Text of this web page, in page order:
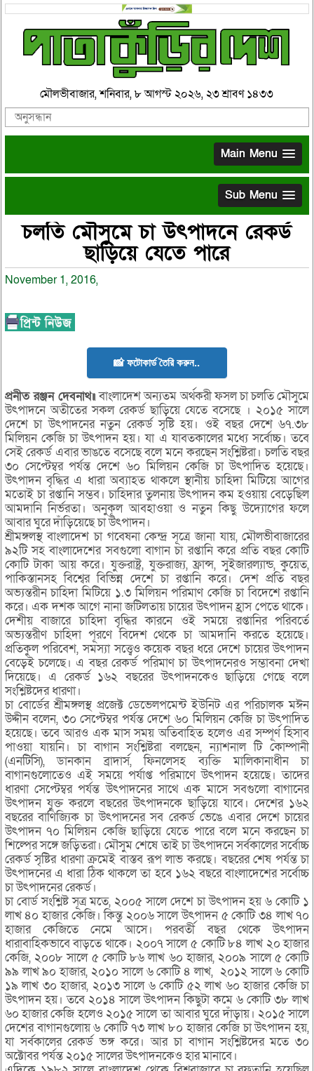
মৌলভীবাজার, শনিবার, ৮ আগস্ট ২০২৬, ২৩ শ্রাবণ ১৪৩৩
Main Menu
Sub Menu
চলতি মৌসুমে চা উৎপাদনে রেকর্ড
ছাড়িয়ে যেতে পারে
November 1, 2016,
📸 ফটোকার্ড তৈরি করুন..
প্রনীত রঞ্জন দেবনাথ॥বাংলাদেশ অন্যতম অর্থকরী ফসল চা চলতি মৌসুমে
উৎপাদনে অতীতের সকল রেকর্ড ছাড়িয়ে যেতে বসেছে । ২০১৫ সালে
দেশে চা উৎপাদনের নতুন রেকর্ড সৃষ্টি হয়। ওই বছর দেশে ৬৭.৩৮
মিলিয়ন কেজি চা উৎপাদন হয়। যা এ যাবতকালের মধ্যে সর্বোচ্চ। তবে
সেই রেকর্ড এবার ভাঙতে বসেছে বলে মনে করছেন সংশ্লিষ্টরা। চলতি বছর
৩০ সেপ্টেম্বর পর্যন্ত দেশে ৬০ মিলিয়ন কেজি চা উৎপাদিত হয়েছে।
উৎপাদন বৃদ্ধির এ ধারা অব্যাহত থাকলে স্থানীয় চাহিদা মিটিয়ে আগের
মতোই চা রপ্তানি সম্ভব। চাহিদার তুলনায় উৎপাদন কম হওয়ায় বেড়েছিল
আমদানি নির্ভরতা। অনুকূল আবহাওয়া ও নতুন কিছু উদ্যোগের ফলে
আবার ঘুরে দাঁড়িয়েছে চা উৎপাদন।
শ্রীমঙ্গলস্থ বাংলাদেশ চা গবেষনা কেন্দ্র সূত্রে জানা যায়, মৌলভীবাজারের
৯২টি সহ বাংলাদেশের সবগুলো বাগান চা রপ্তানি করে প্রতি বছর কোটি
কোটি টাকা আয় করে। যুক্তরাষ্ট্র, যুক্তরাজ্য, ফ্রান্স, সুইজারল্যান্ড, কুয়েত,
পাকিস্তানসহ বিশ্বের বিভিন্ন দেশে চা রপ্তানি করে। দেশ প্রতি বছর
অভ্যন্তরীন চাহিদা মিটিয়ে ১.৩ মিলিয়ন পরিমাণ কেজি চা বিদেশে রপ্তানি
করে। এক দশক আগে নানা জটিলতায় চায়ের উৎপাদন হ্রাস পেতে থাকে।
দেশীয় বাজারে চাহিদা বৃদ্ধির কারনে ওই সময়ে রপ্তানির পরিবর্তে
অভ্যন্তরীণ চাহিদা পূরণে বিদেশ থেকে চা আমদানি করতে হয়েছে।
প্রতিকুল পরিবেশ, সমস্যা সত্ত্বেও কয়েক বছর ধরে দেশে চায়ের উৎপাদন
বেড়েই চলেছে। এ বছর রেকর্ড পরিমাণ চা উৎপাদনেরও সম্ভাবনা দেখা
দিয়েছে। এ রেকর্ড ১৬২ বছরের উৎপাদনকেও ছাড়িয়ে গেছে বলে
সংশ্লিষ্টদের ধারণা।
চা বোর্ডের শ্রীমঙ্গলস্থ প্রজেক্ট ডেভেলপমেন্ট ইউনিট এর পরিচালক মঈন
উদ্দীন বলেন, ৩০ সেপ্টেম্বর পর্যন্ত দেশে ৬০ মিলিয়ন কেজি চা উৎপাদিত
হয়েছে। তবে আরও এক মাস সময় অতিবাহিত হলেও এর সম্পূর্ণ হিসাব
পাওয়া যায়নি। চা বাগান সংশ্লিষ্টরা বলছেন, ন্যাশনাল টি কোম্পানী
(এনটিসি), ডানকান ব্রাদার্স, ফিনলেসহ ব্যক্তি মালিকানাধীন চা
বাগানগুলোতেও এই সময়ে পর্যাপ্ত পরিমাণে উৎপাদন হয়েছে। তাদের
ধারণা সেপ্টেম্বর পর্যন্ত উৎপাদনের সাথে এক মাসে সবগুলো বাগানের
উৎপাদন যুক্ত করলে বছরের উৎপাদনকে ছাড়িয়ে যাবে। দেশের ১৬২
বছরের বাণিজ্যিক চা উৎপাদনের সব রেকর্ড ভেঙে এবার দেশে চায়ের
উৎপাদন ৭০ মিলিয়ন কেজি ছাড়িয়ে যেতে পারে বলে মনে করছেন চা
শিল্পের সঙ্গে জড়িতরা। মৌসুম শেষে তাই চা উৎপাদনে সর্বকালের সর্বোচ্চ
রেকর্ড সৃষ্টির ধারণা ক্রমেই বাস্তব রূপ লাভ করছে। বছরের শেষ পর্যন্ত চা
উৎপাদনের এ ধারা ঠিক থাকলে তা হবে ১৬২ বছরে বাংলাদেশের সর্বোচ্চ
চা উৎপাদনের রেকর্ড।
চা বোর্ড সংশ্লিষ্ট সূত্র মতে, ২০০৫ সালে দেশে চা উৎপাদন হয় ৬ কোটি ১
লাখ ৪০ হাজার কেজি। কিন্তু ২০০৬ সালে উৎপাদন ৫ কোটি ৩৪ লাখ ৭০
হাজার কেজিতে নেমে আসে। পরবর্তী বছর থেকে উৎপাদন
ধারাবাহিকভাবে বাড়তে থাকে। ২০০৭ সালে ৫ কোটি ৮৪ লাখ ২০ হাজার
কেজি, ২০০৮ সালে ৫ কোটি ৮৬ লাখ ৬০ হাজার, ২০০৯ সালে ৫ কোটি
৯৯ লাখ ৯০ হাজার, ২০১০ সালে ৬ কোটি ৪ লাখ, ২০১২ সালে ৬ কোটি
১৯ লাখ ৩০ হাজার, ২০১৩ সালে ৬ কোটি ৫২ লাখ ৬০ হাজার কেজি চা
উৎপাদন হয়। তবে ২০১৪ সালে উৎপাদন কিছুটা কমে ৬ কোটি ৩৮ লাখ
৬০ হাজার কেজি হলেও ২০১৫ সালে তা আবার ঘুরে দাঁড়ায়। ২০১৫ সালে
দেশের বাগানগুলোয় ৬ কোটি ৭৩ লাখ ৮০ হাজার কেজি চা উৎপাদন হয়,
যা সর্বকালের রেকর্ড ভঙ্গ করে। আর চা বাগান সংশ্লিষ্টদের মতে ৩০
অক্টোবর পর্যন্ত ২০১৫ সালের উৎপাদনকেও হার মানাবে।